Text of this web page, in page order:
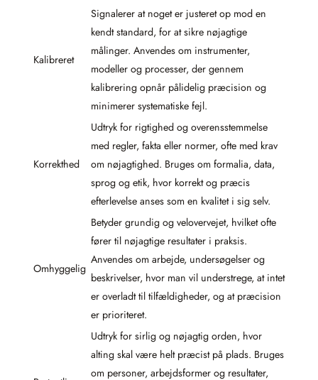
Kalibreret
Signalerer at noget er justeret op mod en
kendt standard, for at sikre nøjagtige
målinger. Anvendes om instrumenter,
modeller og processer, der gennem
kalibrering opnår pålidelig præcision og
minimerer systematiske fejl.
Korrekthed
Udtryk for rigtighed og overensstemmelse
med regler, fakta eller normer, ofte med krav
om nøjagtighed. Bruges om formalia, data,
sprog og etik, hvor korrekt og præcis
efterlevelse anses som en kvalitet i sig selv.
Omhyggelig
Betyder grundig og velovervejet, hvilket ofte
fører til nøjagtige resultater i praksis.
Anvendes om arbejde, undersøgelser og
beskrivelser, hvor man vil understrege, at intet
er overladt til tilfældigheder, og at præcision
er prioriteret.
Udtryk for sirlig og nøjagtig orden, hvor
alting skal være helt præcist på plads. Bruges
om personer, arbejdsformer og resultater,